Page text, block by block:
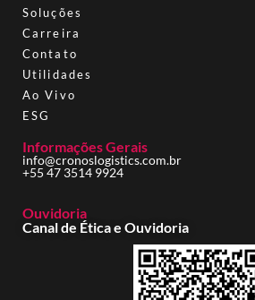
Soluções
Carreira
Contato
Utilidades
Ao Vivo
ESG
Informações Gerais
info@cronoslogistics.com.br
+55 47 3514 9924
Ouvidoria
Canal de Ética e Ouvidoria